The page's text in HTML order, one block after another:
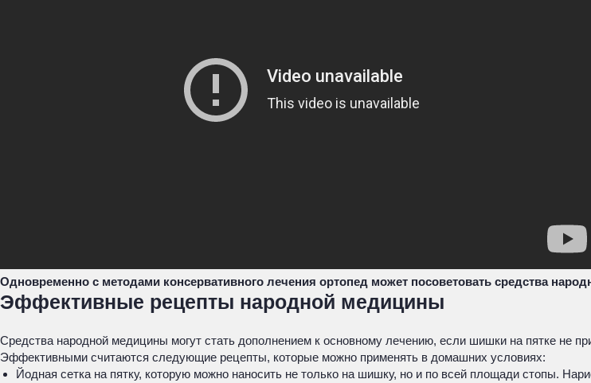
Одновременно с методами консервативного лечения ортопед может посоветовать средства
Эффективные рецепты народной медицины
Средства народной медицины могут стать дополнением к основному лечению, если шишки на пятке не
Эффективными считаются следующие рецепты, которые можно применять в домашних условиях:
Йодная сетка на пятку, которую можно наносить не только на шишку, но и по всей площади стопы.